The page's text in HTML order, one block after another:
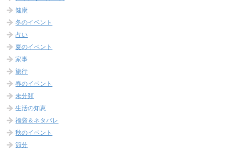
健康
冬のイベント
占い
夏のイベント
家事
旅行
春のイベント
未分類
生活の知恵
福袋＆ネタバレ
秋のイベント
節分